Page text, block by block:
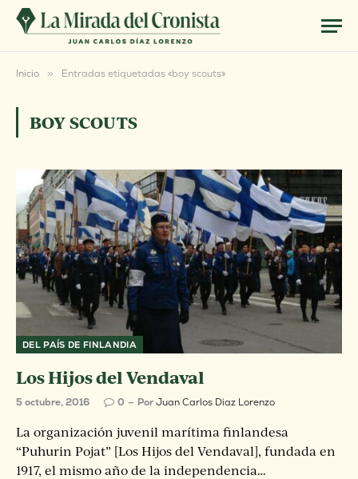
Inicio » Entradas etiquetadas «boy scouts»
BOY SCOUTS
DEL PAÍS DE FINLANDIA
Los Hijos del Vendaval
5 octubre, 2016 0 PorJuan Carlos Diaz Lorenzo
La organización juvenil marítima finlandesa
“Puhurin Pojat” [Los Hijos del Vendaval], fundada en
1917, el mismo año de la independencia…